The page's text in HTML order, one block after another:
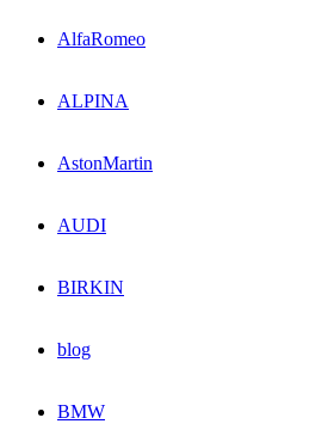
AlfaRomeo
ALPINA
AstonMartin
AUDI
BIRKIN
blog
BMW